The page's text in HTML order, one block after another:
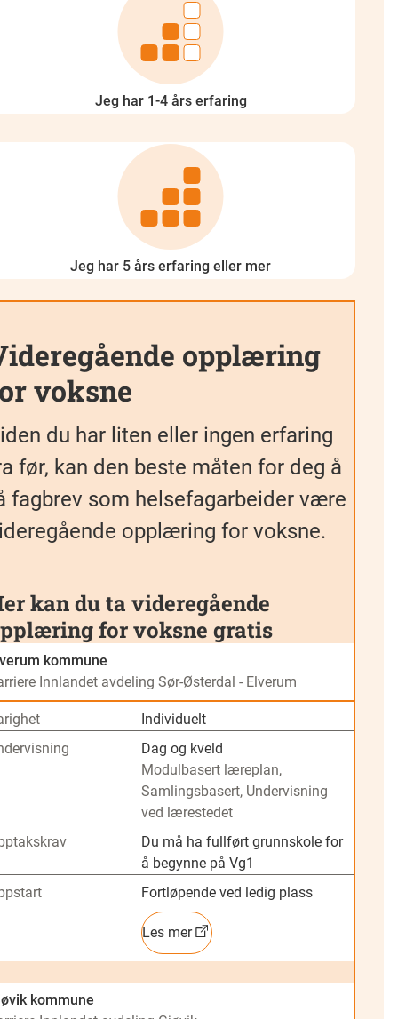
Jeg har 1-4 års erfaring
Jeg har 5 års erfaring eller mer
opplæring
voksne
du har liten eller ingen erfaring
før, kan den beste måten for deg å
fagbrev som helsefagarbeider være
opplæring for voksne.
kan du ta videregående
for voksne gratis
kommune
Innlandet avdeling Sør-Østerdal - Elverum
Individuelt
Dag og kveld
Modulbasert læreplan,
Samlingsbasert, Undervisning
ved lærestedet
Du må ha fullført grunnskole for
å begynne på Vg1
Fortløpende ved ledig plass
Les mer
kommune